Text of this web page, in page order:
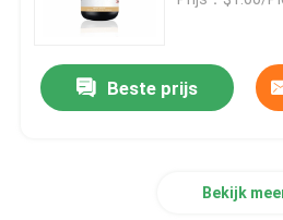
Beste prijs
Bekijk